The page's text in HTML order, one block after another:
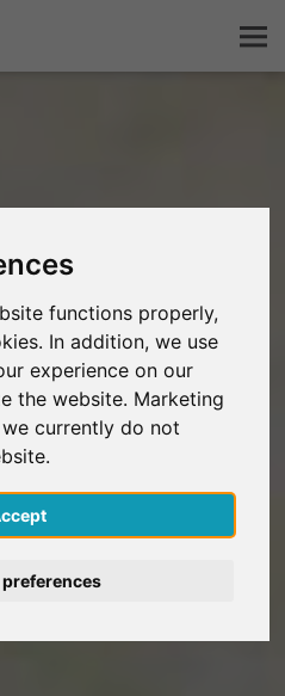
functions properly,
In addition, we use
experience on our
the website. Marketing
currently do not
gratuitement